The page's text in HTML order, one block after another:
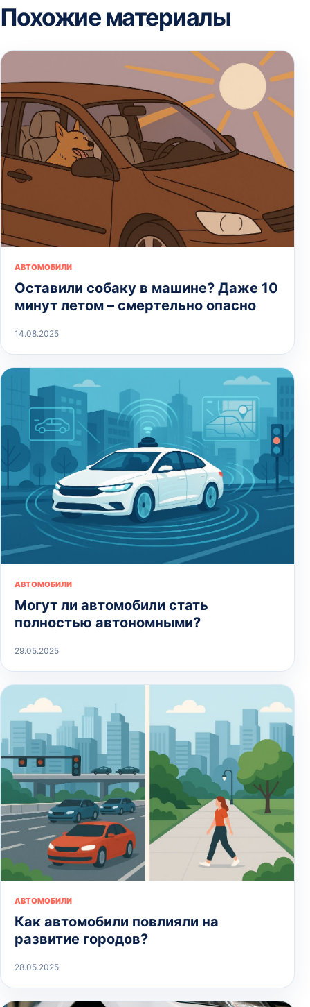
Похожие материалы
АВТОМОБИЛИ
Оставили собаку в машине? Даже 10
минут летом – смертельно опасно
14.08.2025
АВТОМОБИЛИ
Могут ли автомобили стать
полностью автономными?
29.05.2025
АВТОМОБИЛИ
Как автомобили повлияли на
развитие городов?
28.05.2025